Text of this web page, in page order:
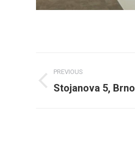
navigation
PREVIOUS
Previous
Stojanova 5, Brno